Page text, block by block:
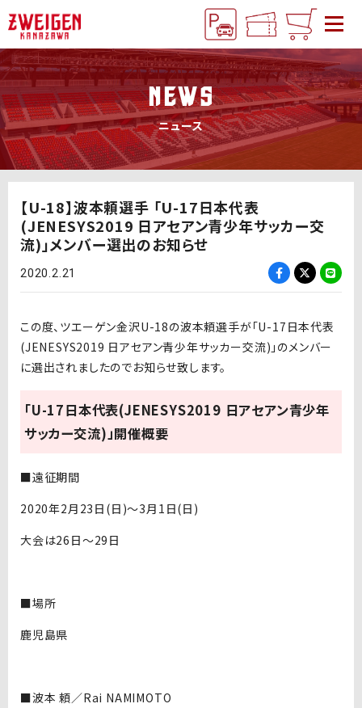
NEWS
ニュース
【U-18】波本頼選手 「U-17日本代表
(JENESYS2019 日アセアン青少年サッカー交
流)」メンバー選出のお知らせ
2020.2.21
この度、ツエーゲン金沢U-18の波本頼選手が「U-17日本代表
(JENESYS2019 日アセアン青少年サッカー交流)」のメンバー
に選出されましたのでお知らせ致します。
「U-17日本代表(JENESYS2019 日アセアン青少年
サッカー交流)」開催概要
■遠征期間
2020年2月23日(日)〜3月1日(日)
大会は26日〜29日
■場所
鹿児島県
■波本 頼／Rai NAMIMOTO